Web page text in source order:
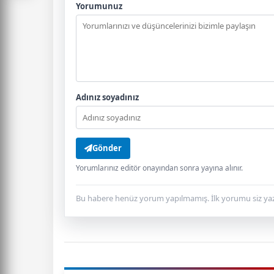
Yorumunuz
Adınız soyadınız
Gönder
Yorumlarınız editör onayından sonra yayına alınır.
Bu habere henüz yorum yapılmamış. İlk yorumu siz